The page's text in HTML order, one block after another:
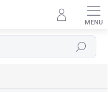
Hľadať